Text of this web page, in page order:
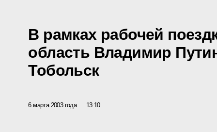
В рамках рабочей
область Владимир
Тобольск
6 марта 2003 года 13:10